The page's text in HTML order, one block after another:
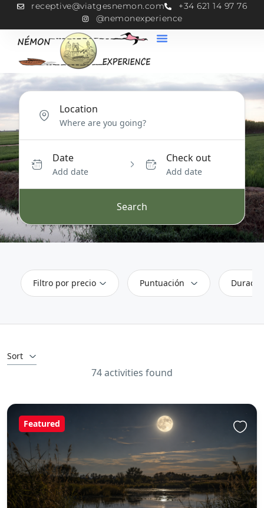
receptive@viatgesnemon.com
+34 621 14 97 76
@nemonexperience
Location
Date
Add date
Check out
Add date
Search
Filtro por precio Puntuación
Sort
74 activities found
Featured